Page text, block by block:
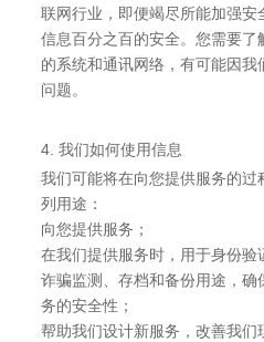
联网行业，即便竭尽所能加强
信息百分之百的安全。您需要了
的系统和通讯网络，有可能因
问题。
4. 我们如何使用信息
我们可能将在向您提供服务的
列用途：
向您提供服务；
在我们提供服务时，用于身份验
诈骗监测、存档和备份用途，
务的安全性；
帮助我们设计新服务，改善我们